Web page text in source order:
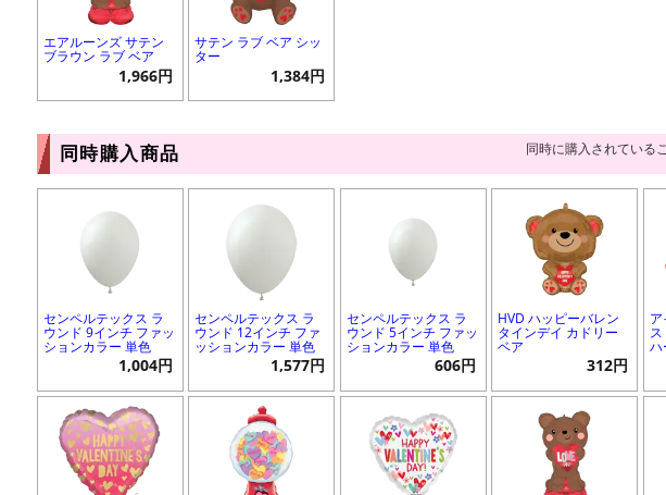
エアルーンズ サテン
ブラウン ラブ ベア
1,966円
サテン ラブ ベア シッ
ター
1,384円
同時購入商品 同時に購入されている
センペルテックス ラ
ウンド 9インチ ファッ
ションカラー 単色
1,004円
センペルテックス ラ
ウンド 12インチ ファ
ッションカラー 単色
1,577円
センペルテックス ラ
ウンド 5インチ ファッ
ションカラー 単色
606円
HVD ハッピーバレン
タインデイ カドリー
ベア
312円
ハ